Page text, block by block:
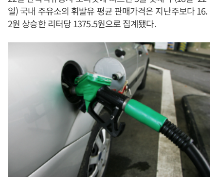
일) 국내 주유소의 휘발유 평균 판매가격은 지난주보다 16.
2원 상승한 리터당 1375.5원으로 집계됐다.